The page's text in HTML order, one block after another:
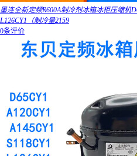
墨连全新定频R600A制冷剂冰箱冰柜压缩机
L126CY1（制冷量2159
0条评价